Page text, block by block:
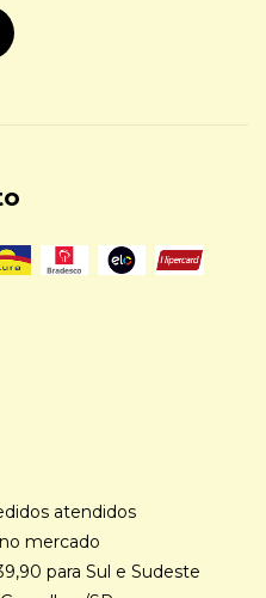
atendidos
mercado
para Sul e Sudeste